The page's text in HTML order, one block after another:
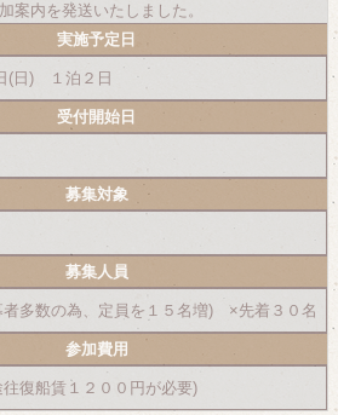
案内を発送いたしました。
実施予定日
(日) １泊２日
受付開始日
募集対象
募集人員
多数の為、定員を１５名増) ×先着３０名
参加費用
往復船賃１２００円が必要)